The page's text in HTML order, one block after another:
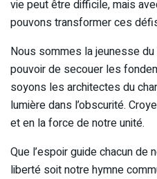
vie peut être difficile, mais
pouvons transformer ces
Nous sommes la jeunesse
pouvoir de secouer les
soyons les architectes du
lumière dans l’obscurité.
et en la force de notre unité.
Que l’espoir guide chacun
liberté soit notre hymne